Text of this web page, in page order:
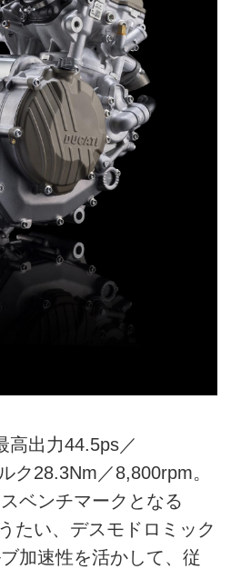
高出力44.5ps／
ク28.3Nm／8,800rpm。
ベンチマークとなる
たい、デスモドロミック
加速性を活かして、従